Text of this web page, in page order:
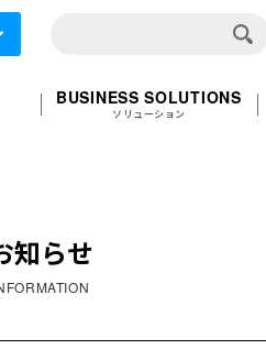
BUSINESS SOLUTIONS
ソリューション
知らせ